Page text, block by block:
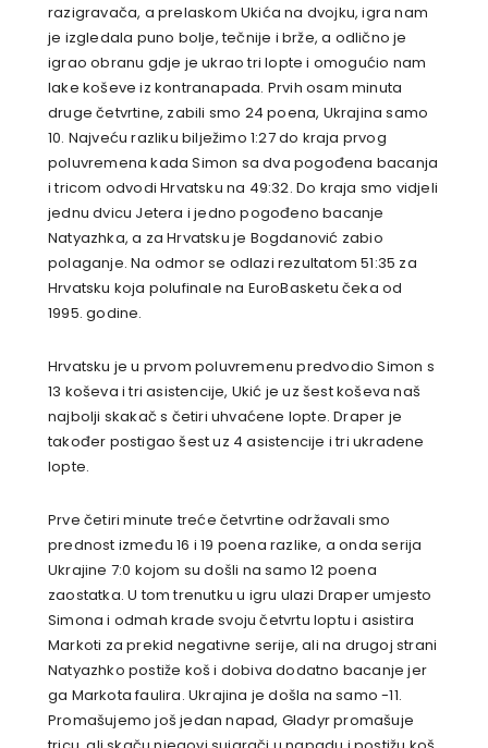
razigravača, a prelaskom Ukića na dvojku, igra nam
je izgledala puno bolje, tečnije i brže, a odlično je
igrao obranu gdje je ukrao tri lopte i omogućio nam
lake koševe iz kontranapada. Prvih osam minuta
druge četvrtine, zabili smo 24 poena, Ukrajina samo
10. Najveću razliku bilježimo 1:27 do kraja prvog
poluvremena kada Simon sa dva pogođena bacanja
i tricom odvodi Hrvatsku na 49:32. Do kraja smo vidjeli
jednu dvicu Jetera i jedno pogođeno bacanje
Natyazhka, a za Hrvatsku je Bogdanović zabio
polaganje. Na odmor se odlazi rezultatom 51:35 za
Hrvatsku koja polufinale na EuroBasketu čeka od
1995. godine.
Hrvatsku je u prvom poluvremenu predvodio Simon s
13 koševa i tri asistencije, Ukić je uz šest koševa naš
najbolji skakač s četiri uhvaćene lopte. Draper je
također postigao šest uz 4 asistencije i tri ukradene
lopte.
Prve četiri minute treće četvrtine održavali smo
prednost između 16 i 19 poena razlike, a onda serija
Ukrajine 7:0 kojom su došli na samo 12 poena
zaostatka. U tom trenutku u igru ulazi Draper umjesto
Simona i odmah krade svoju četvrtu loptu i asistira
Markoti za prekid negativne serije, ali na drugoj strani
Natyazhko postiže koš i dobiva dodatno bacanje jer
ga Markota faulira. Ukrajina je došla na samo -11.
Promašujemo još jedan napad, Gladyr promašuje